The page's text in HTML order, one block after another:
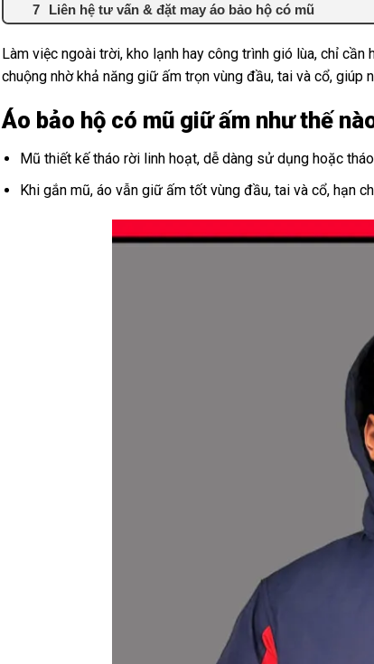
Liên hệ tư vấn & đặt may áo bảo hộ có mũ
Làm việc ngoài trời, kho lạnh hay công trình gió lùa, chỉ
chuộng nhờ khả năng giữ ấm trọn vùng đầu, tai và cổ,
Áo bảo hộ có mũ giữ ấm như thế
Mũ thiết kế tháo rời linh hoạt, dễ dàng sử dụng hoặc
Khi gắn mũ, áo vẫn giữ ấm tốt vùng đầu, tai và cổ, hạn